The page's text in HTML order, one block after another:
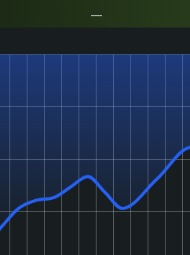
—